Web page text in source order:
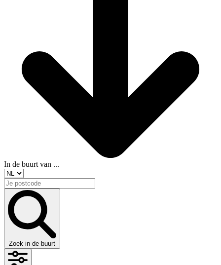
In de buurt van ...
Zoek in de buurt